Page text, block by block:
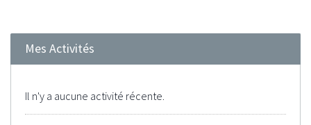
Mes Activités
Il n'y a aucune activité récente.